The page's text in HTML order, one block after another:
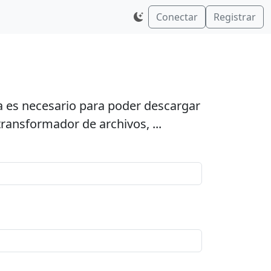
Conectar Registrar
necesario para poder descargar
de archivos, ...